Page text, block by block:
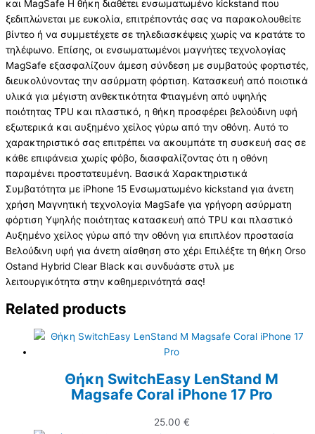
και MagSafe Η θήκη διαθέτει ενσωματωμένο kickstand που
ξεδιπλώνεται με ευκολία, επιτρέποντάς σας να παρακολουθείτε
βίντεο ή να συμμετέχετε σε τηλεδιασκέψεις χωρίς να κρατάτε το
τηλέφωνο. Επίσης, οι ενσωματωμένοι μαγνήτες τεχνολογίας
MagSafe εξασφαλίζουν άμεση σύνδεση με συμβατούς φορτιστές,
διευκολύνοντας την ασύρματη φόρτιση. Κατασκευή από ποιοτικά
υλικά για μέγιστη ανθεκτικότητα Φτιαγμένη από υψηλής
ποιότητας TPU και πλαστικό, η θήκη προσφέρει βελούδινη υφή
εξωτερικά και αυξημένο χείλος γύρω από την οθόνη. Αυτό το
χαρακτηριστικό σας επιτρέπει να ακουμπάτε τη συσκευή σας σε
κάθε επιφάνεια χωρίς φόβο, διασφαλίζοντας ότι η οθόνη
παραμένει προστατευμένη. Βασικά Χαρακτηριστικά
Συμβατότητα με iPhone 15 Ενσωματωμένο kickstand για άνετη
χρήση Μαγνητική τεχνολογία MagSafe για γρήγορη ασύρματη
φόρτιση Υψηλής ποιότητας κατασκευή από TPU και πλαστικό
Αυξημένο χείλος γύρω από την οθόνη για επιπλέον προστασία
Βελούδινη υφή για άνετη αίσθηση στο χέρι Επιλέξτε τη θήκη Orso
Ostand Hybrid Clear Black και συνδυάστε στυλ με
λειτουργικότητα στην καθημερινότητά σας!
Related products
Θήκη SwitchEasy LenStand M
Magsafe Coral iPhone 17 Pro
25.00 €